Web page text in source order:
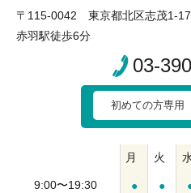
〒115-0042 東京都北区志茂1-
赤羽駅徒歩6分
03-
初めての方専用
月 火
9:00〜19:30 ● ●